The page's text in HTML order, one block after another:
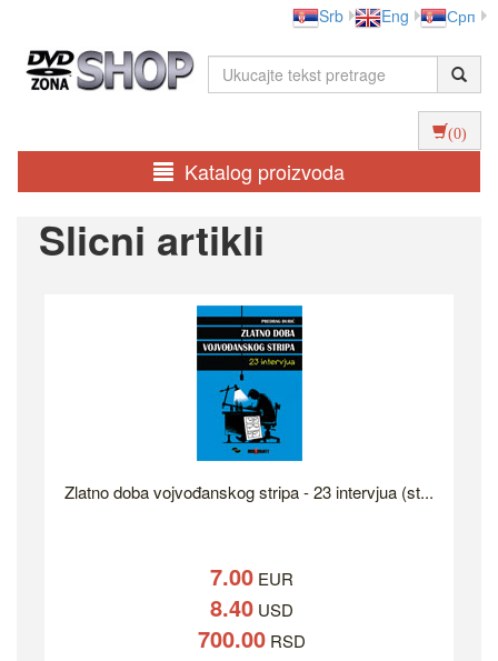
Srb Eng Срп
(0)
Katalog proizvoda
Slicni artikli
Zlatno doba vojvođanskog stripa - 23 intervjua (st...
7.00 EUR
8.40 USD
700.00 RSD